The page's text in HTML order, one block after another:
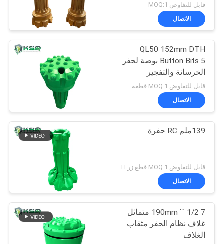
قابل للتفاوض MOQ:1
الاتصال
QL50 152mm DTH
Button Bits 5 بوصة لحفر
الخرسانة والتفجير
قابل للتفاوض MOQ:1 قطعة
الاتصال
139ملم RC حفرة
قابل للتفاوض MOQ:1 قطع زر DTH مثقاب
الاتصال
7 1/2 `` 190mm متماثل
غلاف نظام الحفر مثقاب
الغلاف